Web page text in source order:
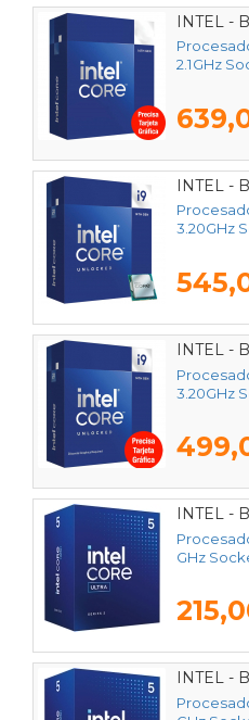
INTEL -
2.1GHz
INTEL -
3.20GHz
INTEL -
3.20GHz
INTEL -
GHz
INTEL -